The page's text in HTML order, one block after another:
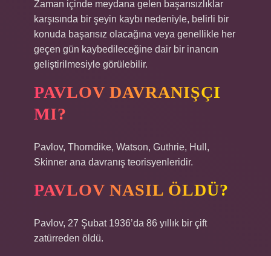
Zaman içinde meydana gelen başarısızlıklar
karşısında bir şeyin kaybı nedeniyle, belirli bir
konuda başarısız olacağına veya genellikle her
geçen gün kaybedileceğine dair bir inancın
geliştirilmesiyle görülebilir.
PAVLOV DAVRANIŞÇI
MI?
Pavlov, Thorndike, Watson, Guthrie, Hull,
Skinner ana davranış teorisyenleridir.
PAVLOV NASIL ÖLDÜ?
Pavlov, 27 Şubat 1936’da 86 yıllık bir çift
zatürreden öldü.